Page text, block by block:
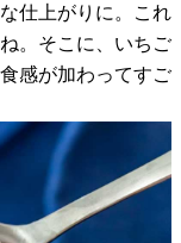
仕上がりに。これ
。そこに、いちご
感が加わってすご